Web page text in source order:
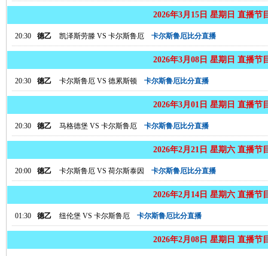
2026年3月15日 星期日 直播节
20:30 德乙 凯泽斯劳滕 VS 卡尔斯鲁厄 卡尔斯鲁厄比分直播
2026年3月08日 星期日 直播节
20:30 德乙 卡尔斯鲁厄 VS 德累斯顿 卡尔斯鲁厄比分直播
2026年3月01日 星期日 直播节
20:30 德乙 马格德堡 VS 卡尔斯鲁厄 卡尔斯鲁厄比分直播
2026年2月21日 星期六 直播节
20:00 德乙 卡尔斯鲁厄 VS 荷尔斯泰因 卡尔斯鲁厄比分直播
2026年2月14日 星期六 直播节
01:30 德乙 纽伦堡 VS 卡尔斯鲁厄 卡尔斯鲁厄比分直播
2026年2月08日 星期日 直播节